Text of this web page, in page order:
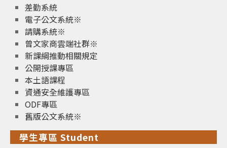
差勤系統
電子公文系統※
請購系統※
曾文家商雲端社群※
新課綱推動相關規定
公開授課專區
本土語課程
資通安全維護專區
ODF專區
舊版公文系統※
學生專區 Student